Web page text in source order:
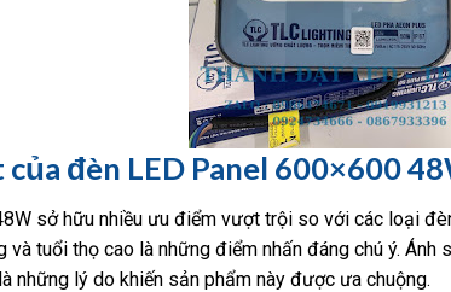
đèn LED Panel 600×600
sở hữu nhiều ưu điểm vượt trội so với các loại
tuổi thọ cao là những điểm nhấn đáng chú ý. Ánh
những lý do khiến sản phẩm này được ưa chuộng.